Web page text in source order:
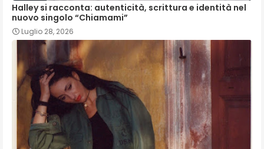
Halley si racconta: autenticità, scrittura e identità nel
nuovo singolo “Chiamami”
Luglio 28, 2026